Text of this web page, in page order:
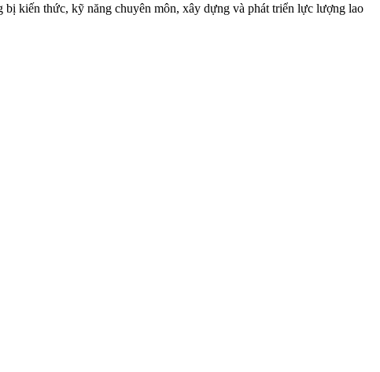
kiến thức, kỹ năng chuyên môn, xây dựng và phát triển lực lượng lao